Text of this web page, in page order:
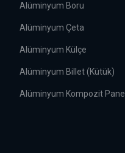
Alüminyum Boru
Alüminyum Çeta
Alüminyum Külçe
Alüminyum Billet (Kütük)
Alüminyum Kompozit Panel